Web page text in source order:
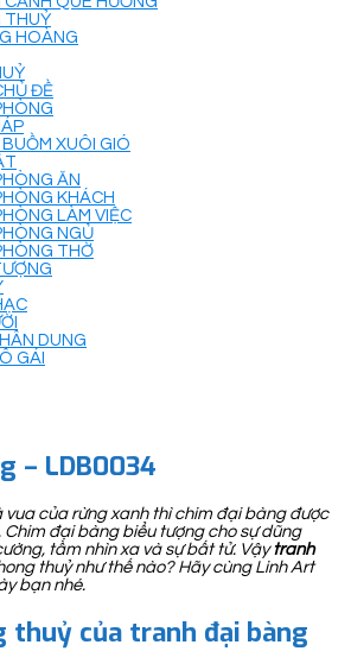
THUỶ
HOÀNG
ĐỀ
XUÔI GIÓ
ĂN
KHÁCH
LÀM VIỆC
NGỦ
THỜ
DUNG
GÁI
– LDB0034
vua của rừng xanh thì chim đại bàng được
Chim đại bàng biểu tượng cho sự dũng
tầm nhìn xa và sự bất tử. Vậytranh
thuỷ như thế nào? Hãy cùng Linh Art
bạn nhé.
thuỷ của tranh đại bàng